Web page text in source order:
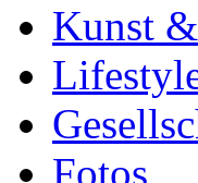
Kunst
Fotos